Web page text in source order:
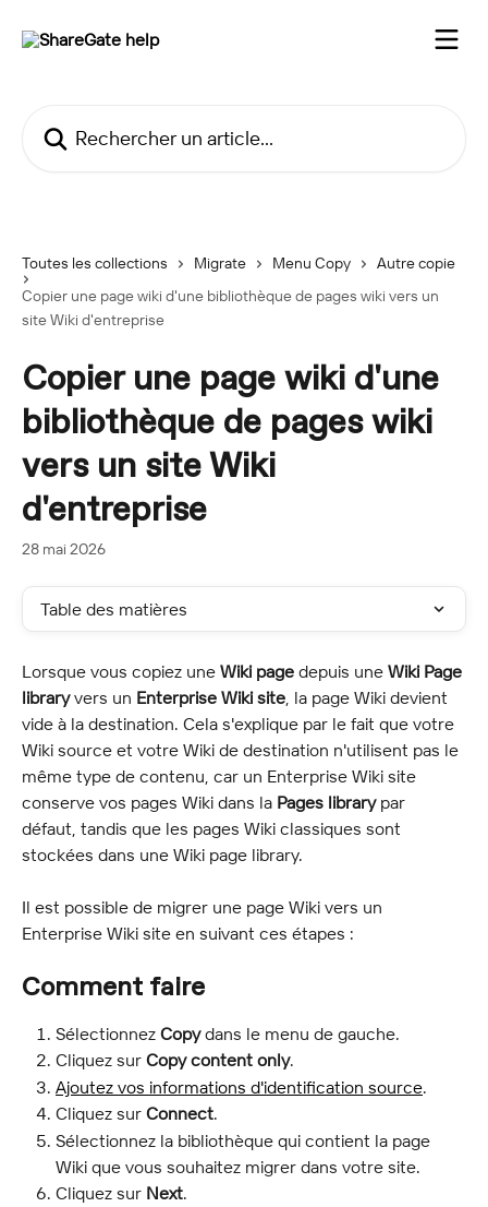
Toutes les collections Migrate Menu Copy
Autre copie
Copier une page wiki d'une bibliothèque de pages wiki vers un
site Wiki d'entreprise
Copier une page wiki d'une
bibliothèque de pages wiki
vers un site Wiki
d'entreprise
28 mai 2026
Table des matières
Lorsque vous copiez une Wiki page depuis une Wiki Page
library vers un Enterprise Wiki site, la page Wiki devient
vide à la destination. Cela s'explique par le fait que votre
Wiki source et votre Wiki de destination n'utilisent pas le
même type de contenu, car un Enterprise Wiki site
conserve vos pages Wiki dans la Pages library par
défaut, tandis que les pages Wiki classiques sont
stockées dans une Wiki page library.
Il est possible de migrer une page Wiki vers un
Enterprise Wiki site en suivant ces étapes :
Comment faire
Sélectionnez Copy dans le menu de gauche.
Cliquez sur Copy content only.
Ajoutez vos informations d'identification source.
Cliquez sur Connect.
Sélectionnez la bibliothèque qui contient la page
Wiki que vous souhaitez migrer dans votre site.
Cliquez sur Next.